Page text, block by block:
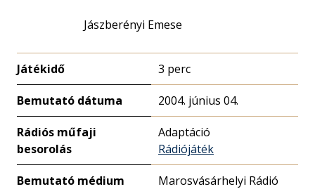
Jászberényi Emese
Játékidő 3 perc
Bemutató dátuma 2004. június 04.
Rádiós műfaji
besorolás
Adaptáció
Rádiójáték
Bemutató médium Marosvásárhelyi Rádió